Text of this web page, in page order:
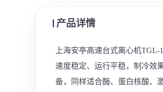
产品详情
上海安亭高速台式离心机
速度稳定、运行平稳，制冷效
备，同样适合酶、蛋白核酸、